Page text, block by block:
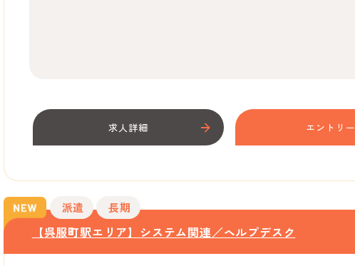
求人詳細 エントリー
派遣 長期
【呉服町駅エリア】システム関連／ヘルプデスク